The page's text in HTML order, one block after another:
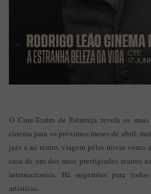
O Cine-Teatro de Estarreja revela os
cinema para os próximos meses de abril,
jazz e ao teatro, viagem pelas novas vozes
casa de um dos mais prestigiados teatros
internacionais. Há sugestões para
artísticas.